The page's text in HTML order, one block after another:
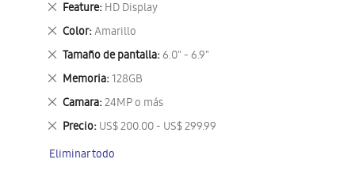
Feature HD Display
Eliminar
este
artículo
Color Amarillo
Eliminar
este
artículo
Tamaño de pantalla 6.0" - 6.9"
Eliminar
este
artículo
Memoria 128GB
Eliminar
este
artículo
Camara 24MP o más
Eliminar
este
artículo
Precio US$ 200.00 - US$ 299.99
Eliminar
artículo
Eliminar todo